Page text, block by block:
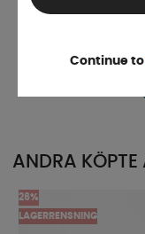
4-9 dagar
ANDRA KÖPTE
26%
LAGERRENSNING
Continue to